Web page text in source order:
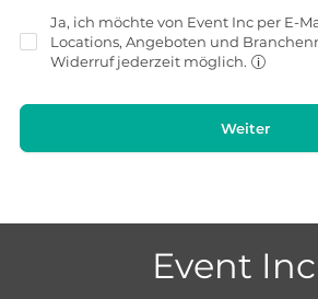
Ja, ich möchte von Event Inc per E-
Locations, Angeboten und
Widerruf jederzeit möglich.
Weiter
Event Inc